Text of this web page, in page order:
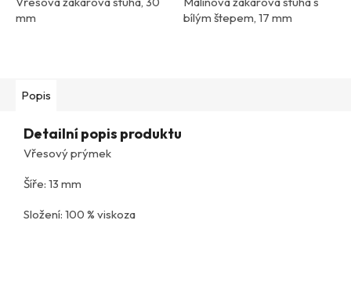
mm
bílým štepem, 17 mm
Popis
Detailní popis produktu
Vřesový prýmek
Šíře: 13 mm
Složení: 100 % viskoza